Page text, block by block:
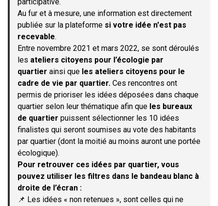
Au fur et à mesure, une information est directement
publiée sur la plateforme si votre idée n'est pas
recevable.
Entre novembre 2021 et mars 2022, se sont déroulés
les ateliers citoyens pour l’écologie par
quartier ainsi que les ateliers citoyens pour le
cadre de vie par quartier. Ces rencontres ont
permis de prioriser les idées déposées dans chaque
quartier selon leur thématique afin que les bureaux
de quartier puissent sélectionner les 10 idées
finalistes qui seront soumises au vote des habitants
par quartier (dont la moitié au moins auront une portée
écologique).
Pour retrouver ces idées par quartier, vous
pouvez utiliser les filtres dans le bandeau blanc à
droite de l’écran :
📌 Les idées « non retenues », sont celles qui ne